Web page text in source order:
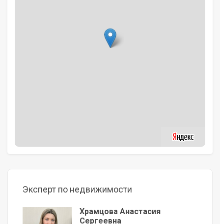
Эксперт по недвижимости
Храмцова Анастасия
Сергеевна